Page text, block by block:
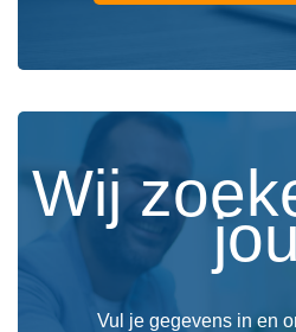
Wij
Vul je gegevens in en